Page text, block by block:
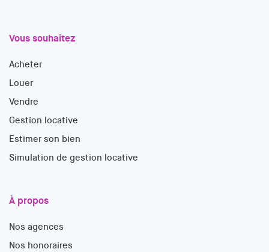
Vous souhaitez
Acheter
Louer
Vendre
Gestion locative
Estimer son bien
Simulation de gestion locative
À propos
Nos agences
Nos honoraires